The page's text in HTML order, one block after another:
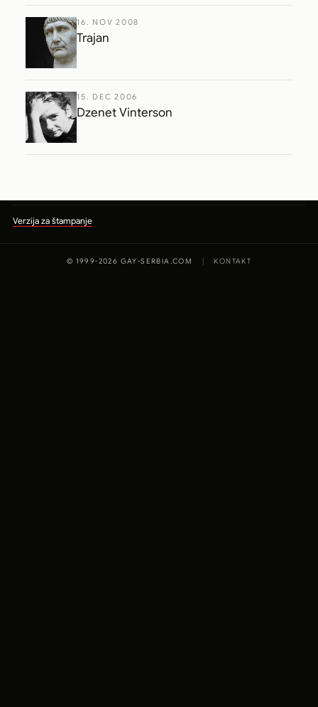
16. NOV 2008
Trajan
15. DEC 2006
Dzenet Vinterson
Verzija za štampanje
© 1999-2026 GAY-SERBIA.COM | KONTAKT